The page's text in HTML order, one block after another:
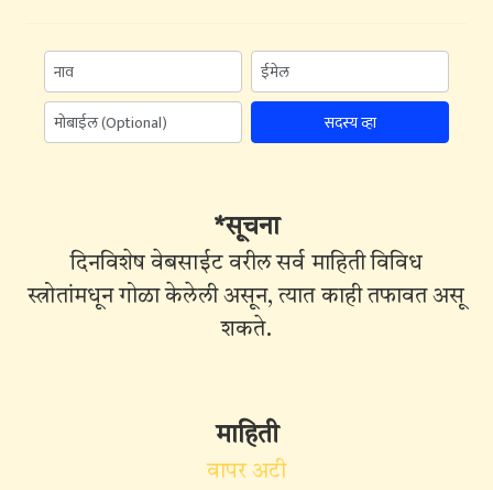
सदस्य व्हा
*सूचना
दिनविशेष वेबसाईट वरील सर्व माहिती विविध
स्त्रोतांमधून गोळा केलेली असून, त्यात काही तफावत असू
शकते.
माहिती
वापर अटी